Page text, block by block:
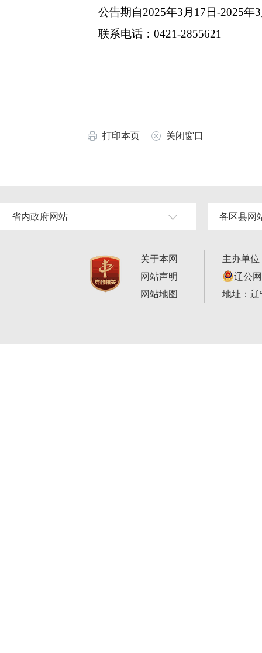
公告期自2025年3月17日-2025年3
联系电话：0421-2855621
打印本页 关闭窗口
省内政府网站 各区县网
关于本网
网站声明
网站地图
主办单
辽公
地址：辽